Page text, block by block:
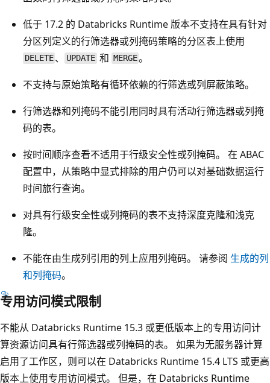
低于 17.2 的 Databricks Runtime 版本不支持在具有针对
分区列定义的行筛选器或列掩码策略的分区表上使用
DELETE 、 UPDATE 和 MERGE。
不支持与原始策略有循环依赖的行筛选或列屏蔽策略。
行筛选器和列掩码不能引用同时具有活动行筛选器或列掩
码的表。
按时间顺序查看不适用于行级安全性或列掩码。 在 ABAC
配置中，从策略中显式排除的用户仍可以对基础数据运行
时间旅行查询。
对具有行级安全性或列掩码的表不支持深度克隆和浅克
隆。
不能在由生成列引用的列上应用列掩码。 请参阅 生成的列
和列掩码。
专用访问模式限制
不能从 Databricks Runtime 15.3 或更低版本上的专用访问计
算资源访问具有行筛选器或列掩码的表。 如果为无服务器计算
启用了工作区，则可以在 Databricks Runtime 15.4 LTS 或更高
版本上使用专用访问模式。 但是，在 Databricks Runtime